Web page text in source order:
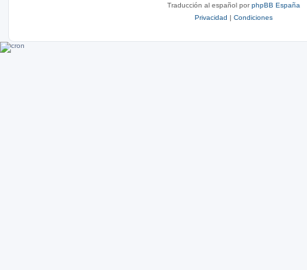
Traducción al español porphpBB España
Privacidad | Condiciones